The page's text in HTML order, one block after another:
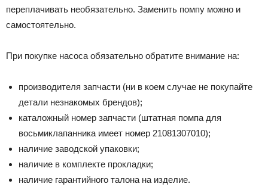
переплачивать необязательно. Заменить помпу можно и
самостоятельно.
При покупке насоса обязательно обратите внимание на:
производителя запчасти (ни в коем случае не покупайте
детали незнакомых брендов);
каталожный номер запчасти (штатная помпа для
восьмиклапанника имеет номер 21081307010);
наличие заводской упаковки;
наличие в комплекте прокладки;
наличие гарантийного талона на изделие.